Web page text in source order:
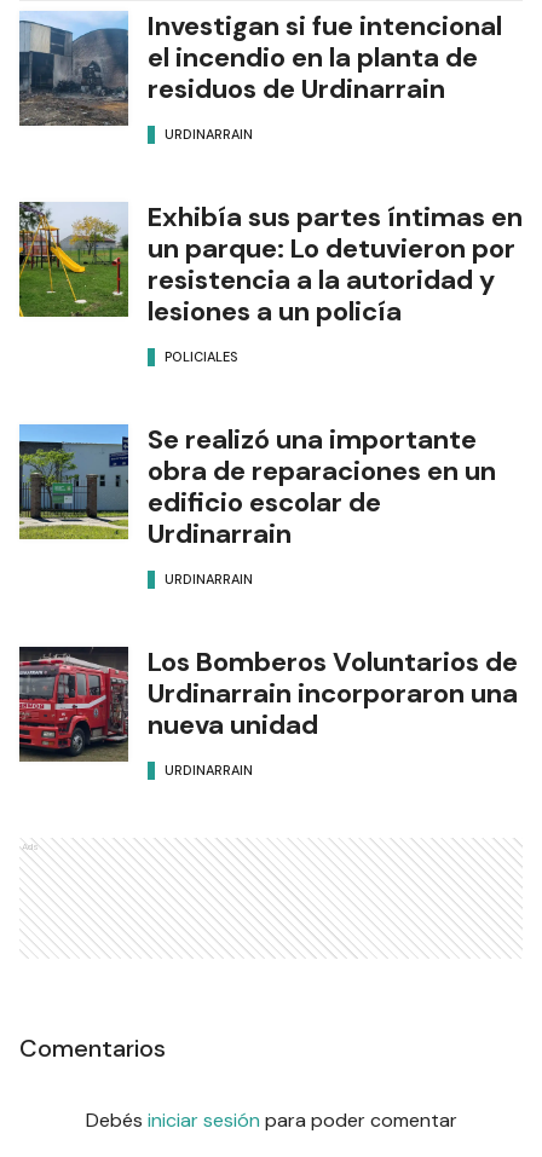
Investigan si fue intencional
el incendio en la planta de
residuos de Urdinarrain
URDINARRAIN
Exhibía sus partes íntimas en
un parque: Lo detuvieron por
resistencia a la autoridad y
lesiones a un policía
POLICIALES
Se realizó una importante
obra de reparaciones en un
edificio escolar de
Urdinarrain
URDINARRAIN
Los Bomberos Voluntarios de
Urdinarrain incorporaron una
nueva unidad
URDINARRAIN
Ads
Comentarios
Debés iniciar sesión para poder comentar